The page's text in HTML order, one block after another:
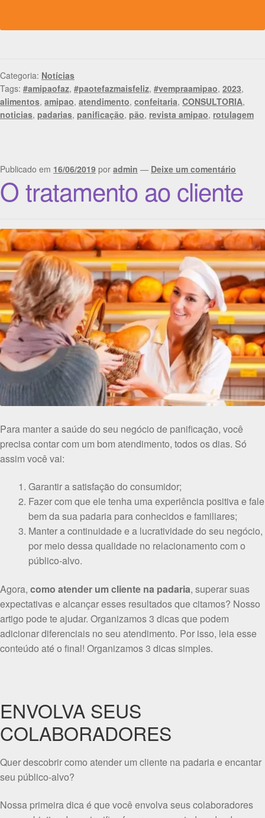
Categoria: Notícias
Tags: #amipaofaz, #paotefazmaisfeliz, #vempraamipao, 2023,
alimentos, amipao, atendimento, confeitaria, CONSULTORIA,
noticias, padarias, panificação, pão, revista amipao, rotulagem
Publicado em 16/06/2019 por admin — Deixe um comentário
O tratamento ao cliente
Para manter a saúde do seu negócio de panificação, você
precisa contar com um bom atendimento, todos os dias. Só
assim você vai:
Garantir a satisfação do consumidor;
Fazer com que ele tenha uma experiência positiva e fale
bem da sua padaria para conhecidos e familiares;
Manter a continuidade e a lucratividade do seu negócio,
por meio dessa qualidade no relacionamento com o
público-alvo.
Agora, como atender um cliente na padaria, superar suas
expectativas e alcançar esses resultados que citamos? Nosso
artigo pode te ajudar. Organizamos 3 dicas que podem
adicionar diferenciais no seu atendimento. Por isso, leia esse
conteúdo até o final! Organizamos 3 dicas simples.
ENVOLVA SEUS
COLABORADORES
Quer descobrir como atender um cliente na padaria e encantar
seu público-alvo?
Nossa primeira dica é que você envolva seus colaboradores